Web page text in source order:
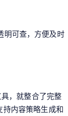
明可查，方便及时
，就整合了完整
持内容策略生成和